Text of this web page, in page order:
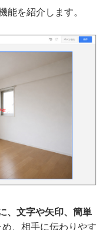
能を紹介します。
、文字や矢印、簡単
め、相手に伝わりやす